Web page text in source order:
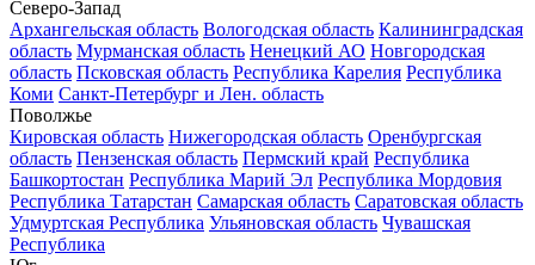
Северо-Запад
Архангельская область Вологодская область Калининградская
область Мурманская область Ненецкий АО Новгородская
область Псковская область Республика Карелия Республика
Коми Санкт-Петербург и Лен. область
Поволжье
Кировская область Нижегородская область Оренбургская
область Пензенская область Пермский край Республика
Башкортостан Республика Марий Эл Республика Мордовия
Республика Татарстан Самарская область Саратовская область
Удмуртская Республика Ульяновская область Чувашская
Республика